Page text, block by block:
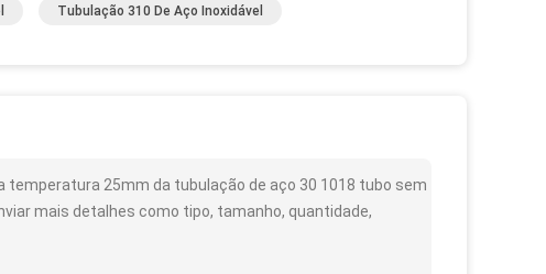
Tubulação 310 De Aço Inoxidável
25mm da tubulação de aço 30 1018 tubo sem
mais detalhes como tipo, tamanho, quantidade,